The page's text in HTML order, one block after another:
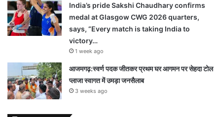
India’s pride Sakshi Chaudhary confirms
medal at Glasgow CWG 2026 quarters,
says, “Every match is taking India to
victory…
1 week ago
आजमगढ़:स्वर्ण पदक जीतकर प्रथम घर आगमन पर सेहदा टोल
प्लाजा स्वागत में उमड़ा जनसैलाब
3 weeks ago